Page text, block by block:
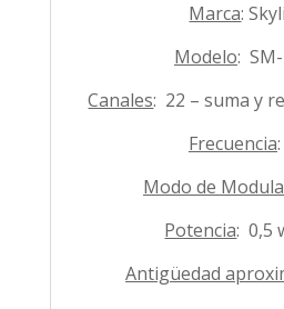
Marca:
Modelo:
Canales: 22 – suma y
Frecuencia
Modo de
Potencia: 0,5
Antigüedad